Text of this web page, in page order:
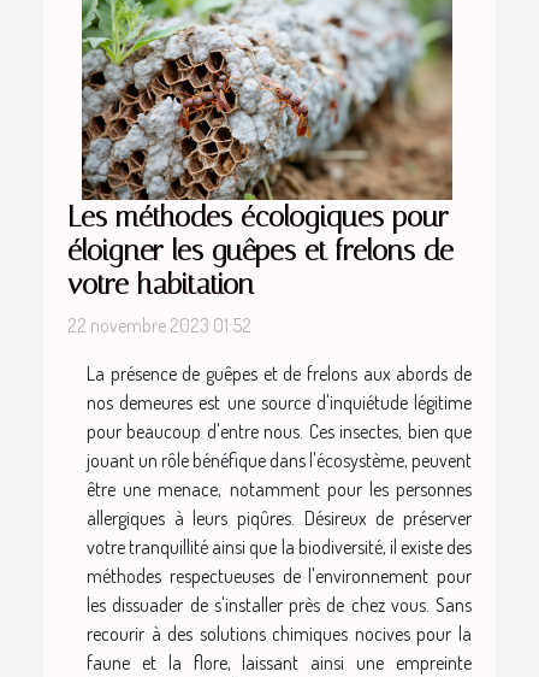
Les méthodes écologiques pour
éloigner les guêpes et frelons de
votre habitation
22 novembre 2023 01:52
La présence de guêpes et de frelons aux abords de
nos demeures est une source d'inquiétude légitime
pour beaucoup d'entre nous. Ces insectes, bien que
jouant un rôle bénéfique dans l'écosystème, peuvent
être une menace, notamment pour les personnes
allergiques à leurs piqûres. Désireux de préserver
votre tranquillité ainsi que la biodiversité, il existe des
méthodes respectueuses de l'environnement pour
les dissuader de s'installer près de chez vous. Sans
recourir à des solutions chimiques nocives pour la
faune et la flore, laissant ainsi une empreinte